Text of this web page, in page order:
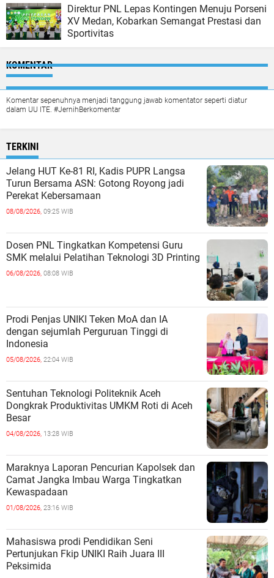
Direktur PNL Lepas Kontingen Menuju Porseni
XV Medan, Kobarkan Semangat Prestasi dan
Sportivitas
KOMENTAR
Komentar sepenuhnya menjadi tanggung jawab komentator seperti diatur
dalam UU ITE. #JernihBerkomentar
TERKINI
Jelang HUT Ke-81 RI, Kadis PUPR Langsa
Turun Bersama ASN: Gotong Royong jadi
Perekat Kebersamaan
08/08/2026, 09:25 WIB
Dosen PNL Tingkatkan Kompetensi Guru
SMK melalui Pelatihan Teknologi 3D Printing
06/08/2026, 08:08 WIB
Prodi Penjas UNIKI Teken MoA dan IA
dengan sejumlah Perguruan Tinggi di
Indonesia
05/08/2026, 22:04 WIB
Sentuhan Teknologi Politeknik Aceh
Dongkrak Produktivitas UMKM Roti di Aceh
Besar
04/08/2026, 13:28 WIB
Maraknya Laporan Pencurian Kapolsek dan
Camat Jangka Imbau Warga Tingkatkan
Kewaspadaan
01/08/2026, 23:16 WIB
Mahasiswa prodi Pendidikan Seni
Pertunjukan Fkip UNIKI Raih Juara III
Peksimida